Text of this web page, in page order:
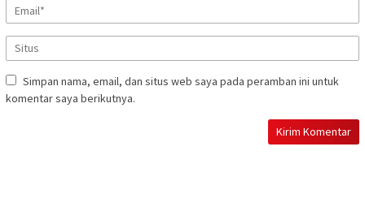
Simpan nama, email, dan situs web saya pada peramban ini untuk
komentar saya berikutnya.